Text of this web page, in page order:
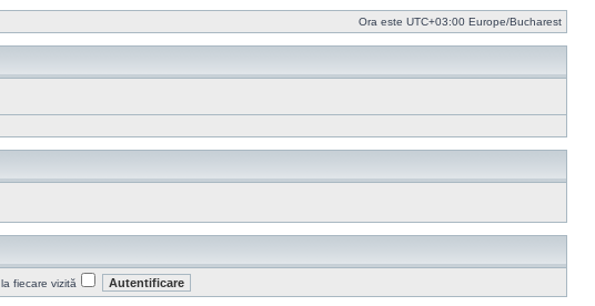
Ora este UTC+03:00 Europe/Bucharest
fiecare vizită